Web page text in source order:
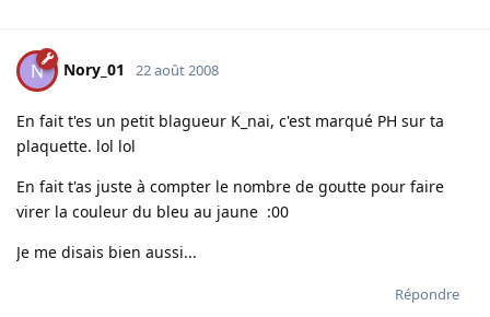
N Nory_01 22 août 2008
En fait t'es un petit blagueur K_nai, c'est marqué PH sur ta
plaquette. lol lol
En fait t'as juste à compter le nombre de goutte pour faire
virer la couleur du bleu au jaune :00
Je me disais bien aussi...
Répondre